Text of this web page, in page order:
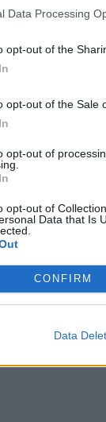
Data Processing
opt-out of the
opt-out of the Sale
opt-out of
opt-out of
Data that Is
CONFIRM
Data
και
διάστημα.
με την